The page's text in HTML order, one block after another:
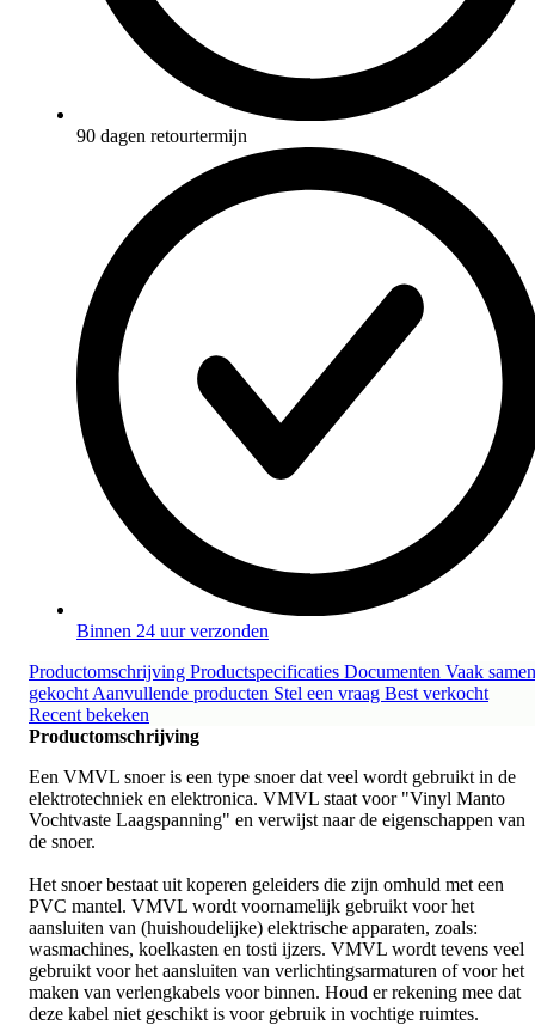
90 dagen retourtermijn
Binnen 24 uur verzonden
Productomschrijving Productspecificaties Documenten Vaak samen
gekocht Aanvullende producten Stel een vraag Best verkocht
Recent bekeken
Productomschrijving
Een VMVL snoer is een type snoer dat veel wordt gebruikt in de
elektrotechniek en elektronica. VMVL staat voor "Vinyl Manto
Vochtvaste Laagspanning" en verwijst naar de eigenschappen van
de snoer.
Het snoer bestaat uit koperen geleiders die zijn omhuld met een
PVC mantel. VMVL wordt voornamelijk gebruikt voor het
aansluiten van (huishoudelijke) elektrische apparaten, zoals:
wasmachines, koelkasten en tosti ijzers. VMVL wordt tevens veel
gebruikt voor het aansluiten van verlichtingsarmaturen of voor het
maken van verlengkabels voor binnen. Houd er rekening mee dat
deze kabel niet geschikt is voor gebruik in vochtige ruimtes.